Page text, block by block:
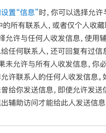
置“信息”时，你可以选择允许
所有联系人，或者仅个人收
允许与任何人收发信息，使用
任何联系人，还可回复有过信
未允许与所有人收发信息，你
许联系人的任何人收发信息。
给你发送信息，即使允许发送
辅助访问才能给此人发送信息